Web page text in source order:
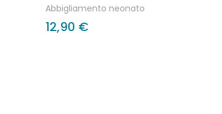
Abbigliamento neonato
12,90 €